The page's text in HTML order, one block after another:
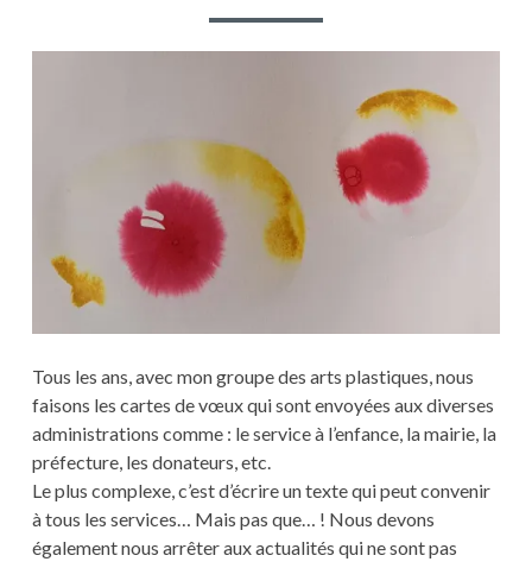
Tous les ans, avec mon groupe des arts plastiques, nous
faisons les cartes de vœux qui sont envoyées aux diverses
administrations comme : le service à l’enfance, la mairie, la
préfecture, les donateurs, etc.
Le plus complexe, c’est d’écrire un texte qui peut convenir
à tous les services… Mais pas que… ! Nous devons
également nous arrêter aux actualités qui ne sont pas